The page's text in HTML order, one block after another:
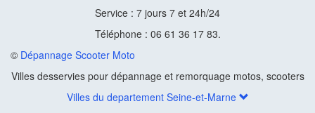
Service : 7 jours 7 et 24h/24
Téléphone : 06 61 36 17 83.
© Dépannage Scooter Moto
Villes desservies pour dépannage et remorquage motos, scooters
Villes du departement Seine-et-Marne